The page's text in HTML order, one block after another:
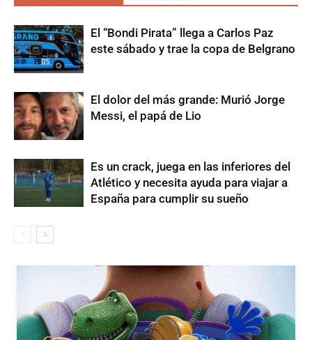
El “Bondi Pirata” llega a Carlos Paz
este sábado y trae la copa de Belgrano
El dolor del más grande: Murió Jorge
Messi, el papá de Lio
Es un crack, juega en las inferiores del
Atlético y necesita ayuda para viajar a
España para cumplir su sueño